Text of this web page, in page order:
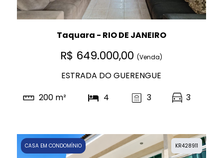
Taquara - RIO DE JANEIRO
R$ 649.000,00(Venda)
ESTRADA DO GUERENGUE
200 m²
4 3 3
KR428911
CASA EM CONDOMÍNIO